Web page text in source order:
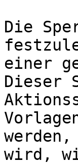
Die
einer
Dieser
wird,